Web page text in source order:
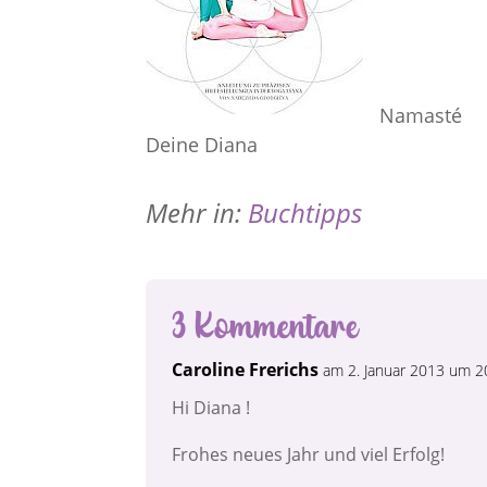
Namasté
Deine Diana
Mehr in: Buchtipps
3 Kommentare
Caroline Frerichs am 2. Januar 2013 um
Hi Diana !
Frohes neues Jahr und viel Erfolg!